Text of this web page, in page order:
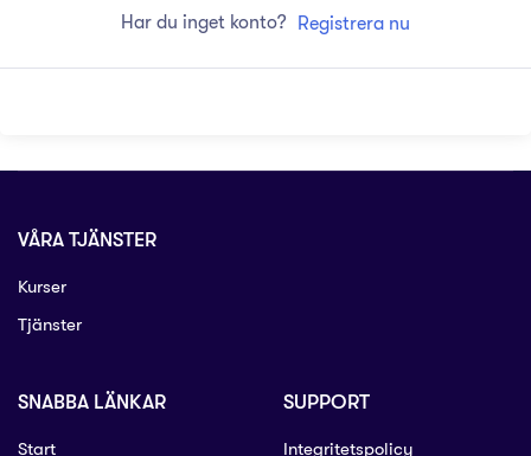
Har du inget konto? Registrera nu
VÅRA TJÄNSTER
Kurser
Tjänster
SNABBA LÄNKAR
Start
SUPPORT
Integritetspolicy